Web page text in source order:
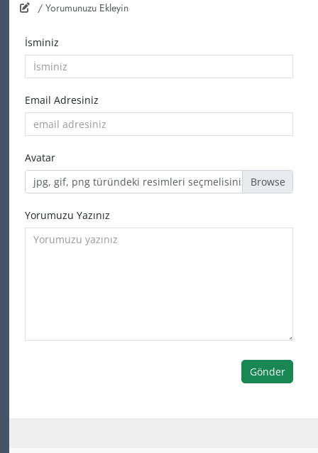
/ Yorumunuzu Ekleyin
İsminiz
Email Adresiniz
Avatar
jpg, gif, png türündeki resimleri seçmelisiniz
Yorumuzu Yazınız
Gönder